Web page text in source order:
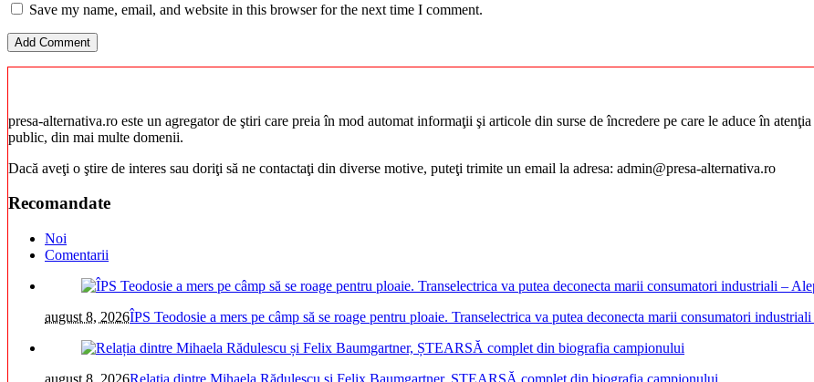
Save my name, email, and website in this browser for the next time I comment.
presa-alternativa.ro este un agregator de ştiri care preia în mod automat informaţii şi articole din surse de încredere pe care le aduce în
public, din mai multe domenii.
Dacă aveţi o ştire de interes sau doriţi să ne contactaţi din diverse motive, puteţi trimite un email la adresa: admin@presa-alternativa.ro
Recomandate
Noi
Comentarii
august 8, 2026ÎPS Teodosie a mers pe câmp să se roage pentru ploaie. Transelectrica va putea deconecta marii consumatori
august 8, 2026Relația dintre Mihaela Rădulescu și Felix Baumgartner, ȘTEARSĂ complet din biografia campionului